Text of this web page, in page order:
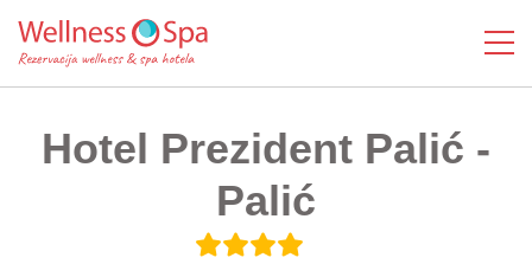
Hotel Prezident Palić -
Palić